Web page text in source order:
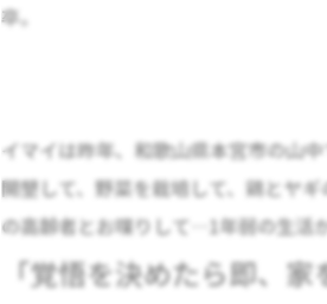
卒。
イマイは昨年、和歌山県本宮市の山
開墾して、野菜を栽培して、鶏とヤ
の高齢者とお喋りして…1年弱の生活
「覚悟を決めたら即、家